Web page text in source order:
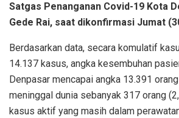
Satgas Penanganan Covid-19 Kota
Gede Rai, saat dikonfirmasi Jumat
Berdasarkan data, secara komulatif
14.137 kasus, angka kesembuhan
Denpasar mencapai angka 13.391
meninggal dunia sebanyak 317 orang
kasus aktif yang masih dalam